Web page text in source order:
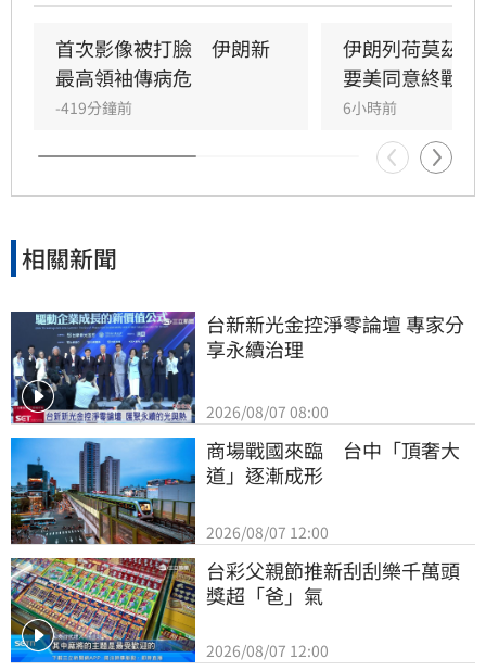
首次影像被打臉　伊朗新
最高領袖傳病危
-419分鐘前
伊朗列荷莫茲
要美同意終戰撤
6小時前
相關新聞
台新新光金控淨零論壇 專家分
享永續治理
2026/08/07 08:00
商場戰國來臨　台中「頂奢大
道」逐漸成形
2026/08/07 12:00
台彩父親節推新刮刮樂千萬頭
獎超「爸」氣
2026/08/07 12:00